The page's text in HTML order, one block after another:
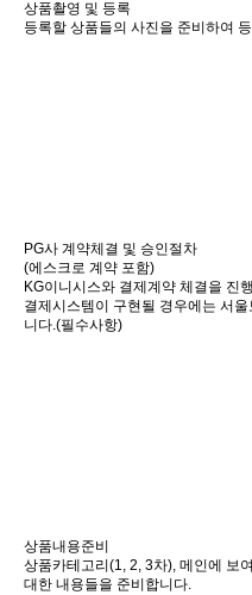
상품촬영 및 등록
등록할 상품들의 사진을 준비하여
PG사 계약체결 및 승인절차
(에스크로 계약 포함)
KG이니시스와 결제계약 체결을 진
결제시스템이 구현될 경우에는 서
니다.(필수사항)
상품내용준비
상품카테고리(1, 2, 3차), 메인에 보
대한 내용들을 준비합니다.